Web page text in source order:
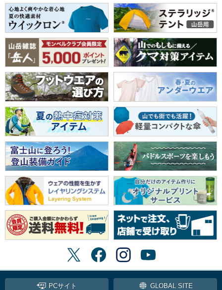
PCサイト GLOBAL SITE